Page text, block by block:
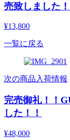
売致しました！
¥13,800
一覧に戻る
次の商品入荷情報
完売御礼！！
した！！
¥48,000